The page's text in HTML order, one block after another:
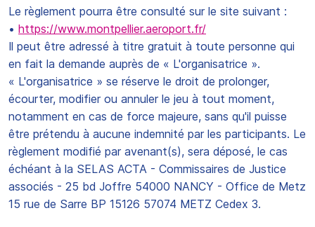
Le règlement pourra être consulté sur le site suivant :
• https://www.montpellier.aeroport.fr/
Il peut être adressé à titre gratuit à toute personne qui
en fait la demande auprès de « L'organisatrice ».
« L'organisatrice » se réserve le droit de prolonger,
écourter, modifier ou annuler le jeu à tout moment,
notamment en cas de force majeure, sans qu'il puisse
être prétendu à aucune indemnité par les participants. Le
règlement modifié par avenant(s), sera déposé, le cas
échéant à la SELAS ACTA - Commissaires de Justice
associés - 25 bd Joffre 54000 NANCY - Office de Metz
15 rue de Sarre BP 15126 57074 METZ Cedex 3.